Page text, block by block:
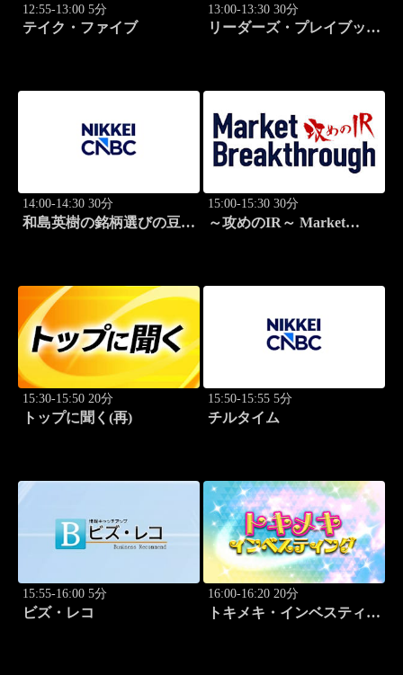
12:55-13:00 5分
テイク・ファイブ
13:00-13:30 30分
リーダーズ・プレイブック
14:00-14:30 30分
和島英樹の銘柄選びの豆知
15:00-15:30 30分
～攻めのIR～ Market
15:30-15:50 20分
トップに聞く(再)
15:50-15:55 5分
チルタイム
15:55-16:00 5分
ビズ・レコ
16:00-16:20 20分
トキメキ・インベスティン